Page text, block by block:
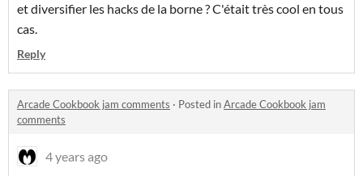
et diversifier les hacks de la borne ? C'était très cool en tous
cas.
Reply
Arcade Cookbook jam comments · Posted inArcade Cookbook jam
comments
4 years ago